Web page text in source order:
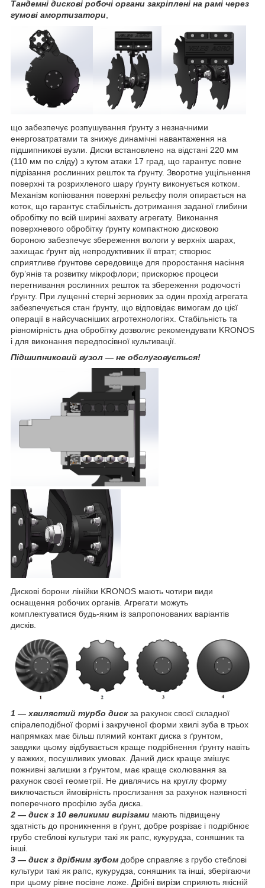
Тандемні дискові робочі органи закріплені на рамі через
гумові амортизатори
що забезпечує розпушування ґрунту з незначними
енергозатратами та знижує динамічні навантаження на
підшипникові вузли. Диски встановлено на відстані 220 мм
(110 мм по сліду) з кутом атаки 17 град, що гарантує повне
підрізання рослинних решток та ґрунту. Зворотне ущільнення
поверхні та розрихленого шару ґрунту виконується котком.
Механізм копіювання поверхні рельєфу поля опирається на
коток, що гарантує стабільність дотримання заданої глибини
обробітку по всій ширині захвату агрегату. Виконання
поверхневого обробітку ґрунту компактною дисковою
бороною забезпечує збереження вологи у верхніх шарах,
захищає ґрунт від непродуктивних її втрат; створює
сприятливе ґрунтове середовище для проростання насіння
бур’янів та розвитку мікрофлори; прискорює процеси
перегнивання рослинних решток та збереження родючості
ґрунту. При лущенні стерні зернових за один прохід агрегата
забезпечується стан ґрунту, що відповідає вимогам до цієї
операції в найсучасніших агротехнологіях. Стабільність та
рівномірність дна обробітку дозволяє рекомендувати KRONOS
і для виконання передпосівної культивації.
Підшипниковий вузол — не обслуговується!
Дискові борони лінійки KRONOS мають чотири види
оснащення робочих органів. Агрегати можуть
комплектуватися будь-яким із запропонованих варіантів
дисків.
1 — хвилястий турбо дискза рахунок своєї складної
спіралеподібної формі і закрученої форми хвилі зуба в трьох
напрямках має більш плямий контакт диска з ґрунтом,
завдяки цьому відбувається краще подрібнення ґрунту навіть
у важких, посушливих умовах. Даний диск краще змішує
пожнивні залишки з ґрунтом, має краще сколювання за
рахунок своєї геометрії. Не дивлячись на круглу форму
виключається ймовірність прослизання за рахунок наявності
поперечного профілю зуба диска.
2 — диск з 10 великими вирізами мають підвищену
здатність до проникнення в ґрунт, добре розрізає і подрібнює
грубо стеблові культури такі як рапс, кукурудза, соняшник та
інші.
3 — диск з дрібним зубом добре справляє з грубо стеблові
культури такі як рапс, кукурудза, соняшник та інші, зберігаючи
при цьому рівне посівне ложе. Дрібні вирізи сприяють якісній